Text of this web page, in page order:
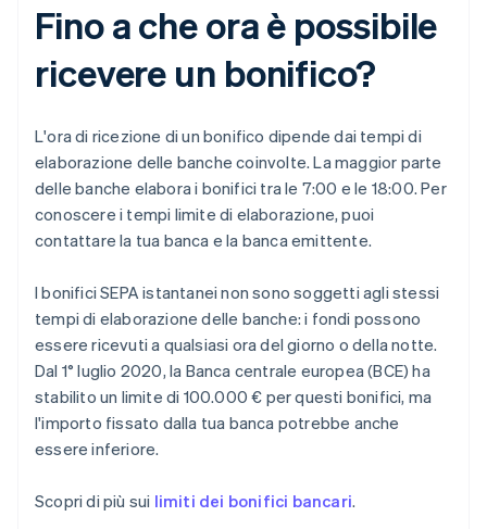
Fino a che ora è possibile
ricevere un bonifico?
L'ora di ricezione di un bonifico dipende dai tempi di
elaborazione delle banche coinvolte. La maggior parte
delle banche elabora i bonifici tra le 7:00 e le 18:00. Per
conoscere i tempi limite di elaborazione, puoi
contattare la tua banca e la banca emittente.
I bonifici SEPA istantanei non sono soggetti agli stessi
tempi di elaborazione delle banche: i fondi possono
essere ricevuti a qualsiasi ora del giorno o della notte.
Dal 1° luglio 2020, la Banca centrale europea (BCE) ha
stabilito un limite di 100.000 € per questi bonifici, ma
l'importo fissato dalla tua banca potrebbe anche
essere inferiore.
Scopri di più sui limiti dei bonifici bancari.